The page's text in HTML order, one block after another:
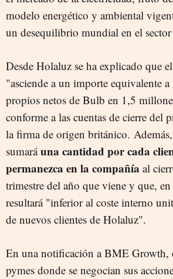
modelo energético y ambiental
un desequilibrio mundial en el
Desde Holaluz se ha explicado que
"asciende a un importe equivalente
propios netos de Bulb en 1,5
conforme a las cuentas de cierre del
la firma de origen británico. Además,
sumaráuna cantidad por cada
permanezca en la compañía al
trimestre del año que viene y que,
resultará "inferior al coste interno
de nuevos clientes de Holaluz".
En una notificación a BME Growth,
pymes donde se negocian sus